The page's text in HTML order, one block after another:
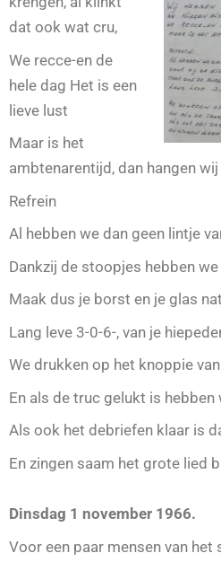
dat ook wat cru,
We recce-en de
hele dag Het is een
lieve lust
Maar is het
ambtenarentijd, dan hangen wij
Refrein
Al hebben we dan geen lintje
Dankzij de stoopjes hebben
Maak dus je borst en je glas
Lang leve 3-0-6-, van je
We drukken op het knoppie
En als de truc gelukt is hebben
Als ook het debriefen klaar is
En zingen saam het grote lied
Dinsdag 1 november 1966.
Voor een paar mensen van